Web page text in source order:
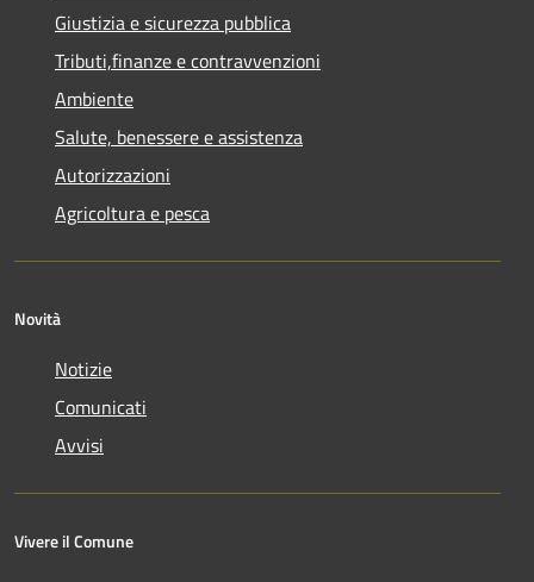
Giustizia e sicurezza pubblica
Tributi,finanze e contravvenzioni
Ambiente
Salute, benessere e assistenza
Autorizzazioni
Agricoltura e pesca
Novità
Notizie
Comunicati
Avvisi
Vivere il Comune